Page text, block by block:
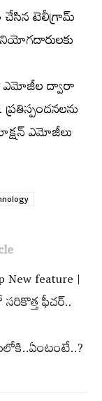
టెలీగ్రామ్
ఎమోజీల ద్వారా
ఎమోజీలు
New feature |
ఫీచర్..